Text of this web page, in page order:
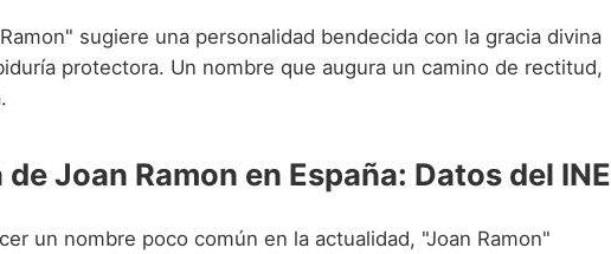
sugiere una personalidad bendecida con la gracia divina
protectora. Un nombre que augura un camino de rectitud,
Joan Ramon en España: Datos del INE
un nombre poco común en la actualidad, "Joan Ramon"